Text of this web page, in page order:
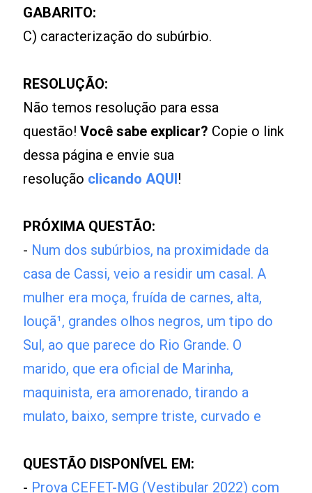
GABARITO:
C) caracterização do subúrbio.
RESOLUÇÃO:
Não temos resolução para essa
questão!Você sabe explicar? Copie o link
dessa página e envie sua
resolução clicando AQUI!
PRÓXIMA QUESTÃO:
- Num dos subúrbios, na proximidade da
casa de Cassi, veio a residir um casal. A
mulher era moça, fruída de carnes, alta,
louçã¹, grandes olhos negros, um tipo do
Sul, ao que parece do Rio Grande. O
marido, que era oficial de Marinha,
maquinista, era amorenado, tirando a
mulato, baixo, sempre triste, curvado e
QUESTÃO DISPONÍVEL EM:
- Prova CEFET-MG (Vestibular 2022) com